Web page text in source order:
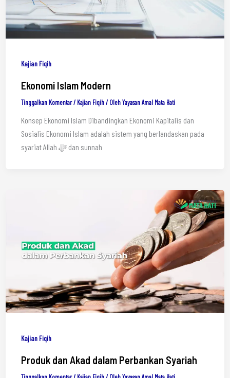
Kajian Fiqih
Ekonomi Islam Modern
Tinggalkan Komentar / Kajian Fiqih/ OlehYayasan Amal Mata Hati
Konsep Ekonomi Islam Dibandingkan Ekonomi Kapitalis dan
Sosialis Ekonomi Islam adalah sistem yang berlandaskan pada
syariat Allah ﷻ dan sunnah
Kajian Fiqih
Produk dan Akad dalam Perbankan Syariah